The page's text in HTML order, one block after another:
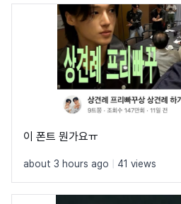
이 폰트 뭔가요ㅠ
about 3 hours ago 41 views